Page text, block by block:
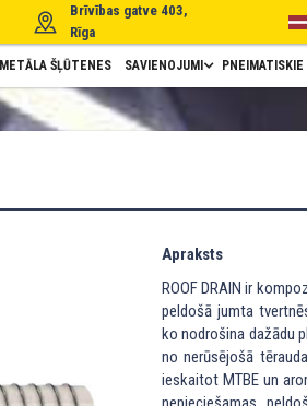
Brīvības gatve 403,
Rīga
METĀLA ŠĻŪTENES SAVIENOJUMI PNEIMATISKIE
Apraksts
ROOF DRAIN ir
peldošā jumta
ko nodrošina dažādu
no nerūsējošā
ieskaitot MTBE un